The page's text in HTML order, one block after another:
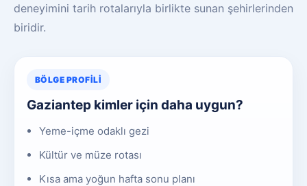
deneyimini tarih rotalarıyla birlikte sunan şehirlerinden
biridir.
BÖLGE PROFILI
Gaziantep kimler için daha uygun?
Yeme-içme odaklı gezi
Kültür ve müze rotası
Kısa ama yoğun hafta sonu planı